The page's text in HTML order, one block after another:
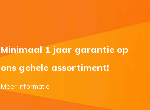
Minimaal 1 jaar garantie op
ons gehele assortiment!
Meer informatie